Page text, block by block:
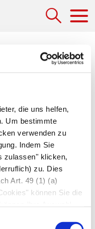
die uns helfen,
Um bestimmte
verwenden zu
Indem Sie
zulassen" klicken,
zu. Dies
Art. 49 (1) (a)
können Sie die
Gang. Vor
zu
Gefahr für
wenn
z.B. weil das
der Kreislauf
und Wirbelsäule
zu starke
Tag